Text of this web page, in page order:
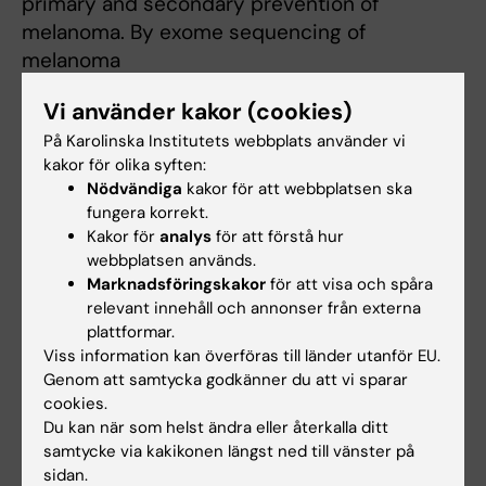
melanoma. By exome sequencing of
melanoma
melanoma gene, we are now in the
process of new gene discovery by further
genetic analyses and functional
investigations of candidate genes.
The development of targeted therapies and
immune checkpoint inhibitors have
substantially improved the outcome for
patients with metastatic melanoma.
However, not all patients benefit from these
therapies or do it only for a
limited period of time. The identification of
biomarkers that predicts the
treatment response are important to improve
Vi använder kakor (cookies)
På Karolinska Institutets webbplats använder vi
kakor för olika syften:
Nödvändiga kakor för att webbplatsen ska
fungera korrekt.
Kakor för analys för att förstå hur
webbplatsen används.
Marknadsföringskakor för att visa och spåra
relevant innehåll och annonser från externa
plattformar.
Viss information kan överföras till länder utanför EU.
Genom att samtycka godkänner du att vi sparar
cookies.
Du kan när som helst ändra eller återkalla ditt
samtycke via kakikonen längst ned till vänster på
sidan.